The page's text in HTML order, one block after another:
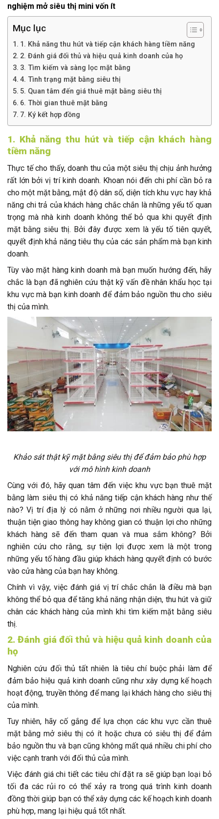
nghiệm mở siêu thị mini vốn ít
Mục lục
1. Khả năng thu hút và tiếp cận khách hàng tiềm năng
2. Đánh giá đối thủ và hiệu quả kinh doanh của họ
3. Tìm kiếm và sàng lọc mặt bằng
4. Tình trạng mặt bằng siêu thị
5. Quan tâm đến giá thuê mặt bằng siêu thị
6. Thời gian thuê mặt bằng
7. Ký kết hợp đồng
1. Khả năng thu hút và tiếp cận khách hàng
tiềm năng
Thực tế cho thấy, doanh thu của một siêu thị chịu ảnh hưởng
rất lớn bởi vị trí kinh doanh. Khoan nói đến chi phí cần bỏ ra
cho một mặt bằng, mật độ dân số, diện tích khu vực hay khả
năng chi trả của khách hàng chắc chắn là những yếu tố quan
trọng mà nhà kinh doanh không thể bỏ qua khi quyết định
mặt bằng siêu thị. Bởi đây được xem là yếu tố tiên quyết,
quyết định khả năng tiêu thụ của các sản phẩm mà bạn kinh
doanh.
Tùy vào mặt hàng kinh doanh mà bạn muốn hướng đến, hãy
chắc là bạn đã nghiên cứu thật kỹ vấn đề nhân khẩu học tại
khu vực mà bạn kinh doanh để đảm bảo nguồn thu cho siêu
thị của mình.
Khảo sát thật kỹ mặt bằng siêu thị để đảm bảo phù hợp
với mô hình kinh doanh
Cùng với đó, hãy quan tâm đến việc khu vực bạn thuê mặt
bằng làm siêu thị có khả năng tiếp cận khách hàng như thế
nào? Vị trí địa lý có nằm ở những nơi nhiều người qua lại,
thuận tiện giao thông hay không gian có thuận lợi cho những
khách hàng sẽ đến tham quan và mua sắm không? Bởi
nghiên cứu cho rằng, sự tiện lợi được xem là một trong
những yếu tố hàng đầu giúp khách hàng quyết định có bước
vào cửa hàng của bạn hay không.
Chính vì vậy, việc đánh giá vị trí chắc chắn là điều mà bạn
không thể bỏ qua để tăng khả năng nhận diện, thu hút và giữ
chân các khách hàng của mình khi tìm kiếm mặt bằng siêu
thị.
2. Đánh giá đối thủ và hiệu quả kinh doanh của
họ
Nghiên cứu đối thủ tất nhiên là tiêu chí buộc phải làm để
đảm bảo hiệu quả kinh doanh cũng như xây dựng kế hoạch
hoạt động, truyền thông để mang lại khách hàng cho siêu thị
của mình.
Tuy nhiên, hãy cố gắng để lựa chọn các khu vực cần thuê
mặt bằng mở siêu thị có ít hoặc chưa có siêu thị để đảm
bảo nguồn thu và bạn cũng không mất quá nhiều chi phí cho
việc cạnh tranh với đối thủ của mình.
Việc đánh giá chi tiết các tiêu chí đặt ra sẽ giúp bạn loại bỏ
tối đa các rủi ro có thể xảy ra trong quá trình kinh doanh
đồng thời giúp bạn có thể xây dựng các kế hoạch kinh doanh
phù hợp, mang lại hiệu quả tốt nhất.